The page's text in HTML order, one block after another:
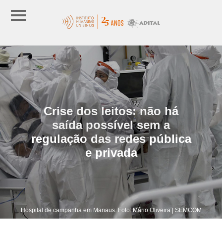
Crise dos leitos: não há
saída possível sem a
regulação das redes pública
e privada
Hospital de campanha em Manaus. Foto: Mário Oliveira | SEMCOM